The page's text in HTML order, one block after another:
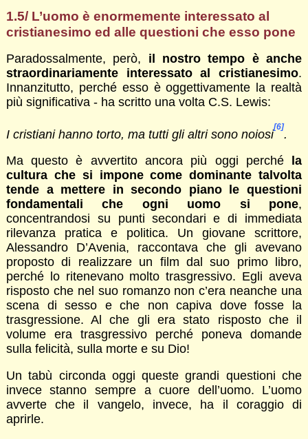
1.5/ L’uomo è enormemente interessato al
cristianesimo ed alle questioni che esso pone
Paradossalmente, però, il nostro tempo è anche
straordinariamente interessato al cristianesimo.
Innanzitutto, perché esso è oggettivamente la realtà
più significativa - ha scritto una volta C.S. Lewis:
I cristiani hanno torto, ma tutti gli altri sono noiosi
[6]
.
Ma questo è avvertito ancora più oggi perché
la
cultura che si impone come dominante talvolta
tende a mettere in secondo piano le questioni
fondamentali che ogni uomo si pone,
concentrandosi su punti secondari e di immediata
rilevanza pratica e politica. Un giovane scrittore,
Alessandro D’Avenia, raccontava che gli avevano
proposto di realizzare un film dal suo primo libro,
perché lo ritenevano molto trasgressivo. Egli aveva
risposto che nel suo romanzo non c’era neanche una
scena di sesso e che non capiva dove fosse la
trasgressione. Al che gli era stato risposto che il
volume era trasgressivo perché poneva domande
sulla felicità, sulla morte e su Dio!
Un tabù circonda oggi queste grandi questioni che
invece stanno sempre a cuore dell’uomo. L’uomo
avverte che il vangelo, invece, ha il coraggio di
aprirle.